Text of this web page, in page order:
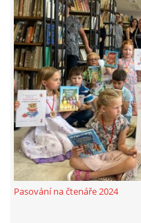
VÝZNAČNÍ RODÁCI
FOTOALBUM
PODĚKOVÁNÍ
NAPSALI O NÁS....
SLUŽBY
Pasování na čtenáře 2024